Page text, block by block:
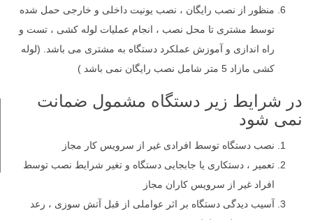
منظور از نصب رایگان ، نصب یونیت داخلی و خارجی حمل شده
توسط مشتری تا محل نصب ، انجام عملیات لوله کشی ، تست و
راه اندازی و آموزش عملکرد دستگاه به مشتری می باشد. (لوله
کشی مازاد 5 متر شامل نصب رایگان نمی باشد )
در شرایط زیر دستگاه مشمول ضمانت
نمی شود
نصب دستگاه توسط افرادی غیر از سرویس کار مجاز
تعمیر ، دستکاری یا جابجایی دستگاه و تغیر شرایط نصب توسط
افراد غیر از سرویس کاران مجاز
آسیب دیدگی دستگاه بر اثر عواملی از قبل آتش سوزی ، رعد